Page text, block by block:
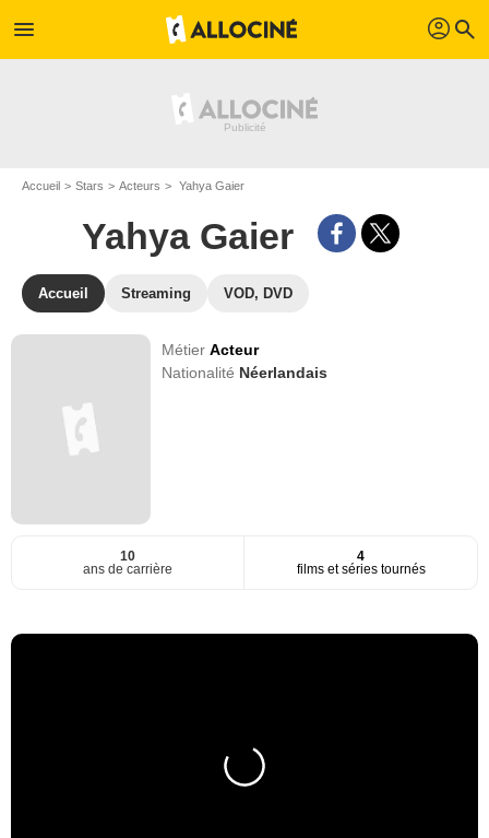
menu profil search
Accueil Stars Acteurs Yahya Gaier
Yahya Gaier
Accueil Streaming VOD, DVD
MétierActeur
Nationalité Néerlandais
10
ans de carrière
4
films et séries tournés